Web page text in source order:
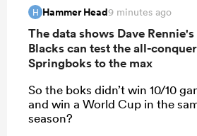
H Hammer Head9 minutes ago
The data shows Dave
Blacks can test the all-
Springboks to the max
So the boks didn’t win 10/10
and win a World Cup in the
season?